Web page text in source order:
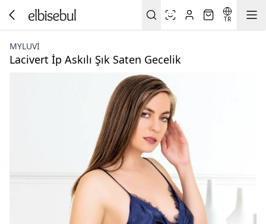
TR
MYLUVI
Lacivert İp Askılı Şık Saten Gecelik